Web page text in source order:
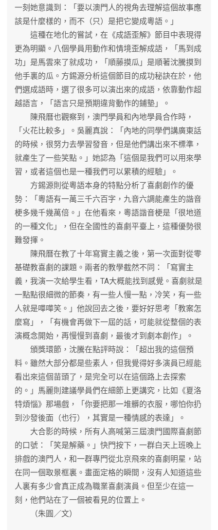
一刻她意識到：「要以澳門人的視角去理解這個故事應
該是什麼樣的，而不（只）是把它變成粵語。」
這種在地化的嘗試，在《成語歪解》節目中表現得
更為明顯。八個學員用動作和情境歪解成語，「馬到成
功」是馬雲來了就成功，「順藤摸瓜」是順著沈騰摸到
他手裏的瓜。方錫源分析這個節目的成功秘訣在於，他
們選成語時，選了很多可以演出來的成語，依靠動作超
越語言，「語言只是預期違背動作的鋪墊」。
陳飛曆也觀察到，澳門學員和內地學員合作時，
「火花比較多」。吳麗真說：「內地的同學們講廣東話
的時候，很努力去學習發音，但是他們講出來不標準，
就產生了一些笑點。」她認為「這個是我們可以用來學
習，或者這個也是一種我們可以累積的經驗」。
方錫源則從粵語本身的特點分析了喜劇創作的優
勢：「粵語有一萬三千六百字，九音六調能產生的諧音
梗多幾千幾萬倍。」在他看來，粵語諧音梗是「很地道
的一種文化」，但在全國性的喜劇平臺上，這種優勢很
難發揮。
陳飛曆在教了十年寫實主義之後，第一次面對從零
基礎教喜劇的課題。兩者的教學截然不同：「寫實主
義，我演一次給學生看，TA大概能找到感覺。喜劇就是
一點點很細微的節奏，有一些人慢一點，冷笑，有一些
人就是嘩嘩笑。」他說回去之後，要好好思考「教案怎
麼寫」，「有機會再做下一屆的話，可能就從整個的表
演概念開始，再慢慢到喜劇，最後才到劇本創作」。
頒獎環節，沈騰在點評時說：「超出我的這個預
料。雖然大部分都是些素人，但我覺得好多演員已經能
看出來這個苗頭了，是完全可以在這個路上去探索
的。」馬麗則建議學員們在細節上更講究，比如《夏洛
特煩惱》那場戲，「你要把那一堆髒的衣服，哪怕你扔
到沙發後面（也行），其實是一種情感的表達」。
大合影的時候，所有人高喊第三屆澳門國際喜劇節
的口號：「笑是解藥。」快門按下，一群白天上班晚上
排戲的澳門人，和一群專門從北京飛來的喜劇明星，站
在同一個取景框裏。畫面定格的瞬間，沒有人知道這些
人裏有多少會真正成為職業喜劇演員。但至少在這一
刻，他們站在了一個被看見的位置上。
（朱圓／文）